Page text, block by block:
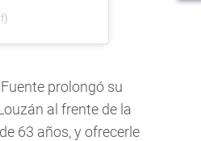
prolongó su
al frente de la
63 años, y ofrecerle